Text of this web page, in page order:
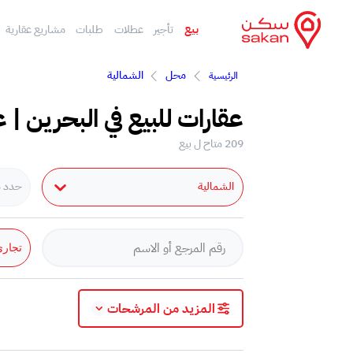
بيع تأجير عطلات طلبات مشاريع عقارية
الرئيسية محل الشمالية
عقارات للبيع في البحرين |
209 متاح ل بيع
الشمالية حدد
المزيد من المرشحات